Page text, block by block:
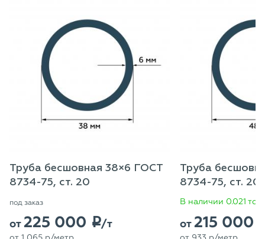
Труба бесшовная 38×6 ГОСТ
8734-75, ст. 20
под заказ
от 225 000 p/т
Труба
8734-75, ст. 20
В наличии 0.021
от 215 000